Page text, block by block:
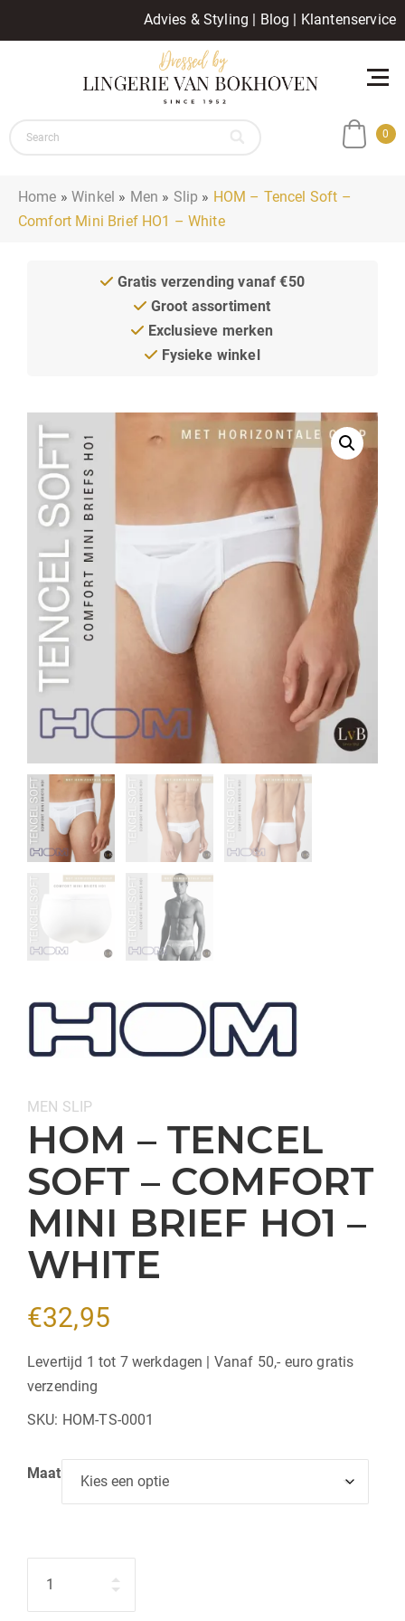
Advies & Styling | Blog | Klantenservice
0
Home »Winkel » Men » Slip » HOM – Tencel Soft –
Comfort Mini Brief HO1 – White
Gratis verzending vanaf €50
Groot assortiment
Exclusieve merken
Fysieke winkel
Categorieën:
MEN SLIP
HOM – TENCEL
SOFT – COMFORT
MINI BRIEF HO1 –
WHITE
€32,95
Levertijd 1 tot 7 werkdagen | Vanaf 50,- euro gratis
verzending
SKU: HOM-TS-0001
Maat